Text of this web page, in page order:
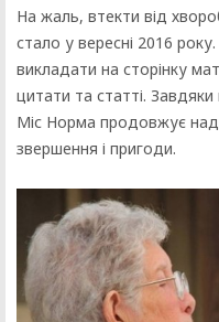
На жаль, втекти від
стало у вересні 2016
викладати на сторінку
цитати та статті. Завдяки
Міс Норма продовжує
звершення і пригоди.